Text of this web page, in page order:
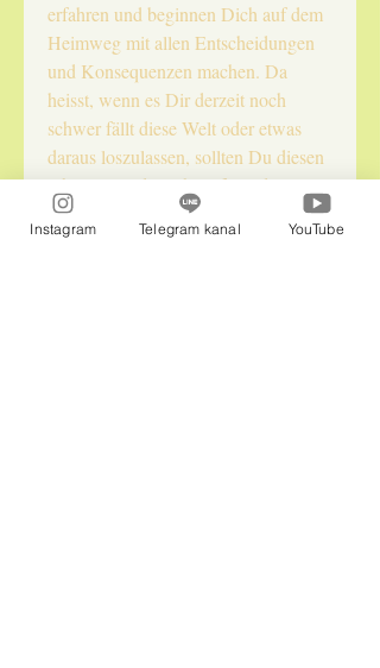
erfahren und beginnen Dich auf dem
Heimweg mit allen Entscheidungen
und Konsequenzen machen. Da
heisst, wenn es Dir derzeit noch
schwer fällt diese Welt oder etwas
daraus loszulassen, sollten Du diesen
Ubli Tag und Nacht auf mindest
Lautstärke hören für mind. 7 Tage.
Notiere Dir alles was Du erlebt und
Instagram Telegram kanal YouTube